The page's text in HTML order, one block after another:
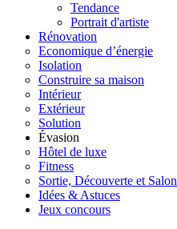
Tendance
Portrait d'artiste
Rénovation
Economique d’énergie
Isolation
Construire sa maison
Intérieur
Extérieur
Solution
Évasion
Hôtel de luxe
Fitness
Sortie, Découverte et Salon
Idées & Astuces
Jeux concours